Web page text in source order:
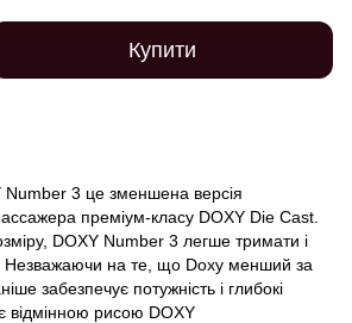
Купити
Number 3 це зменшена верcія
преміум-класу DOXY Die Cast.
DOXY Number 3 легше тримати і
Незважаючи на те, що Doxy менший за
забезпечує потужність і глибокі
відмінною рисою DOXY